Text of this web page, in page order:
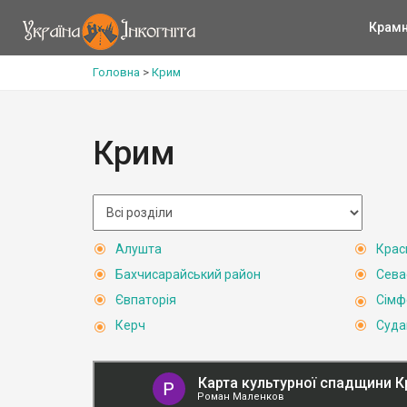
Головна > Крим
Крим
Алушта
Бахчисарайський район
Євпаторія
Керч